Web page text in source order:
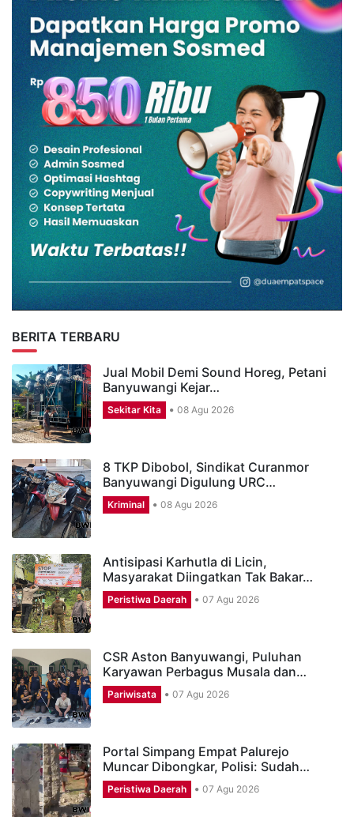
BERITA TERBARU
Jual Mobil Demi Sound Horeg, Petani
Banyuwangi Kejar…
Sekitar Kita 08 Agu 2026
8 TKP Dibobol, Sindikat Curanmor
Banyuwangi Digulung URC…
Kriminal 08 Agu 2026
Antisipasi Karhutla di Licin,
Masyarakat Diingatkan Tak Bakar…
Peristiwa Daerah 07 Agu 2026
CSR Aston Banyuwangi, Puluhan
Karyawan Perbagus Musala dan…
Pariwisata 07 Agu 2026
Portal Simpang Empat Palurejo
Muncar Dibongkar, Polisi: Sudah…
Peristiwa Daerah 07 Agu 2026